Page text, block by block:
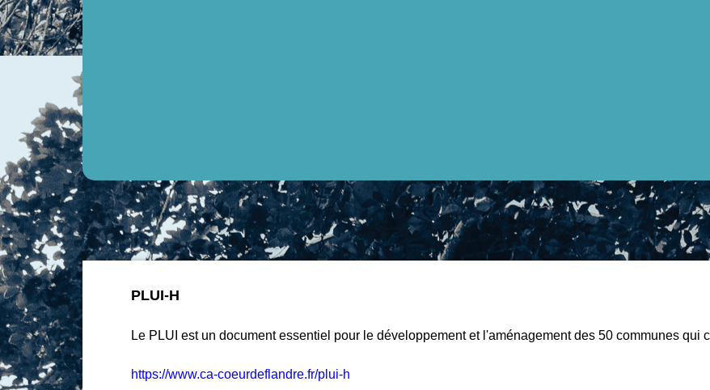
PLUI-H
Le PLUI est un document essentiel pour le développement et l'aménagement des 50 communes qui
https://www.ca-coeurdeflandre.fr/plui-h